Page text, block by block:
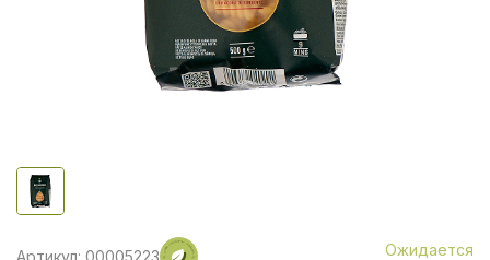
Артикул: 00005223 Ожидается